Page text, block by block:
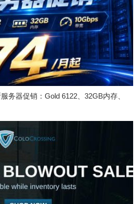
务器促销：Gold 6122、32GB内存、